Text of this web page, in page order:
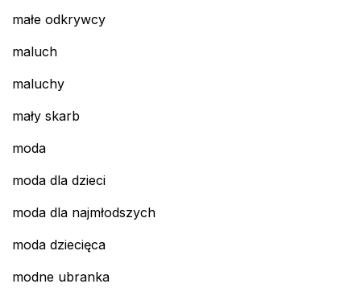
małe odkrywcy
maluch
maluchy
mały skarb
moda
moda dla dzieci
moda dla najmłodszych
moda dziecięca
modne ubranka